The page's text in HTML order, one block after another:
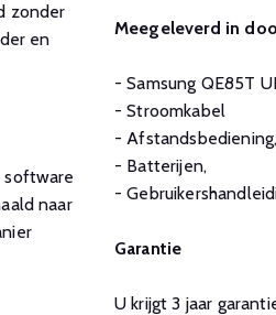
zonder
en
software
naar
Meegeleverd in
- Samsung QE85T
- Stroomkabel
- Afstandsbediening,
- Batterijen,
-
Garantie
U krijgt 3 jaar